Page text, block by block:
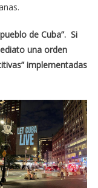
de Cuba”. Si
una orden
implementadas